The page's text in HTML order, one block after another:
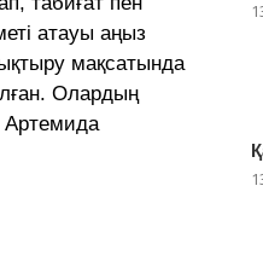
атауы аңыз
мақсатында
Олардың